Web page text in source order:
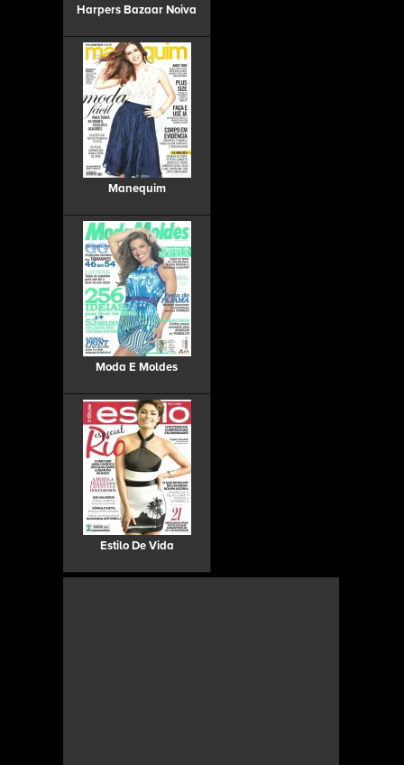
Harpers Bazaar Noiva
Manequim
Moda E Moldes
Estilo De Vida